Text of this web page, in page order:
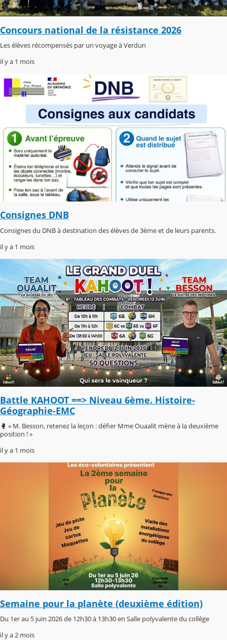
Concours national de la résistance 2026
Les élèves récompensés par un voyage à Verdun
il y a 1 mois
Consignes DNB
Consignes du DNB à destination des élèves de 3ème et de leurs parents.
il y a 1 mois
Battle KAHOOT ==> Niveau 6ème. Histoire-
Géographie-EMC
🥊 « M. Besson, retenez la leçon : défier Mme Ouaalit mène à la deuxième
position ! »
il y a 1 mois
Semaine pour la planète (deuxième édition)
Du 1er au 5 juin 2026 de 12h30 à 13h30 en Salle polyvalente du collège
il y a 2 mois